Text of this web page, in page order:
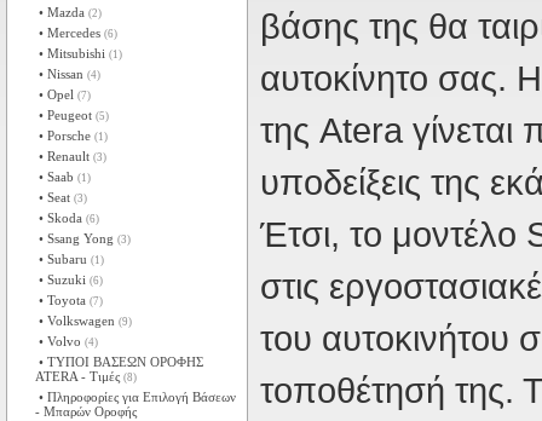
• Mazda (2)
• Mercedes (6)
• Mitsubishi (1)
• Nissan (4)
• Opel (7)
• Peugeot (5)
• Porsche (1)
• Renault (3)
• Saab (1)
• Seat (3)
• Skoda (6)
• Ssang Yong (3)
• Subaru (1)
• Suzuki (6)
• Toyota (7)
• Volkswagen (9)
• Volvo (4)
• ΤΥΠΟΙ ΒΑΣΕΩΝ ΟΡΟΦΗΣ
ΑΤΕRA - Tιμές (8)
• Πληροφορίες για Επιλογή Βάσεων
- Μπαρών Οροφής
βάσης της θα
αυτοκίνητο σας.
της Atera
υποδείξεις της
Έτσι, το μοντέλο
στις
του αυτοκινήτου
τοποθέτησή της.